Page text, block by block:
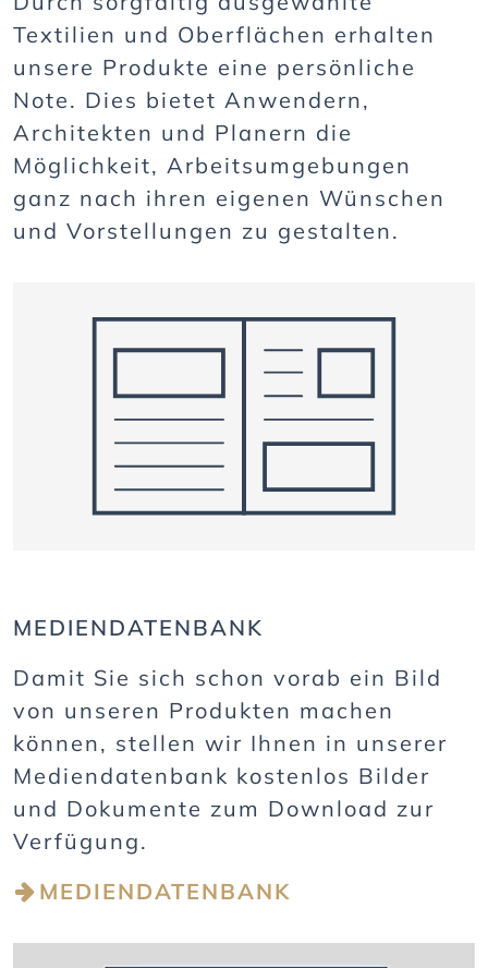
Textilien und Oberflächen erhalten
unsere Produkte eine persönliche
Note. Dies bietet Anwendern,
Architekten und Planern die
Möglichkeit, Arbeitsumgebungen
ganz nach ihren eigenen Wünschen
und Vorstellungen zu gestalten.
MEDIENDATENBANK
Damit Sie sich schon vorab ein Bild
von unseren Produkten machen
können, stellen wir Ihnen in unserer
Mediendatenbank kostenlos Bilder
und Dokumente zum Download zur
Verfügung.
MEDIENDATENBANK